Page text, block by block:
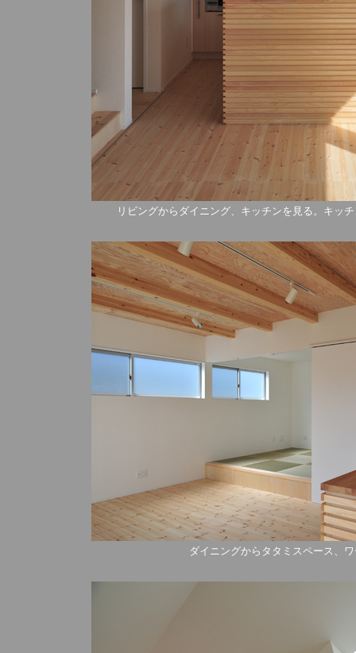
リビングからダイニング、キッチンを見る。キッ
ダイニングからタタミスペース、